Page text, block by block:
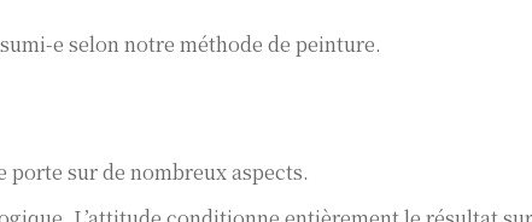
e selon notre méthode de peinture.
porte sur de nombreux aspects.